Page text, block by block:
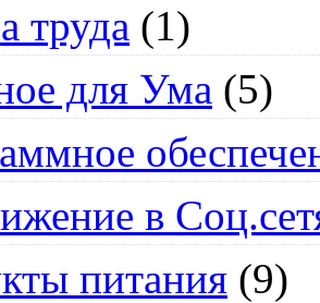
труда (1)
для Ума (5)
в
питания (9)